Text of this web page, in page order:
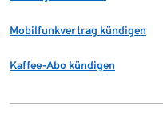
Mobilfunkvertrag kündigen
Kaffee-Abo kündigen